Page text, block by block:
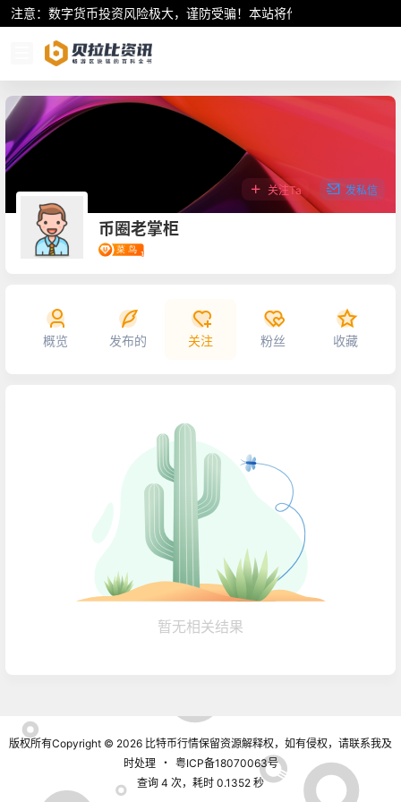
注意：数字货币投资风险极大，谨防受骗！本站将作为行业资讯共享
币圈老掌柜
关注Ta 发私信
概览 发布的 关注 粉丝 收藏
暂无相关结果
版权所有Copyright © 2026 比特币行情保留资源解释权，如有侵权，请联系我及
时处理
・ 粤ICP备18070063号
查询 4 次，耗时 0.1352 秒